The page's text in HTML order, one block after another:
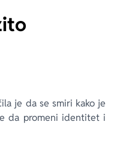
je da se smiri kako je
da promeni identitet i